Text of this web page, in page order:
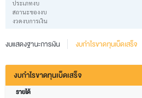
ประเภทงบ
สถานะของงบ
งวดงบการเงิน
งบแสดงฐานะการเงิน งบกำไรขาดทุนเบ็ดเสร็จ
งบกำไรขาดทุนเบ็ดเสร็จ
รายได้